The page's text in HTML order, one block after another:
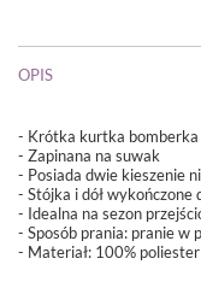
OPIS
- Krótka kurtka
- Zapinana na suwak
- Posiada dwie kieszenie
- Stójka i dół wykończone
- Idealna na sezon
- Sposób prania: pranie w
- Materiał: 100% poliester